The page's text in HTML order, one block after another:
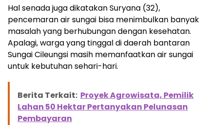
Hal senada juga dikatakan Suryana (32),
pencemaran air sungai bisa menimbulkan banyak
masalah yang berhubungan dengan kesehatan.
Apalagi, warga yang tinggal di daerah bantaran
Sungai Cileungsi masih memanfaatkan air sungai
untuk kebutuhan sehari-hari.
Berita Terkait: Proyek Agrowisata, Pemilik
Lahan 50 Hektar Pertanyakan Pelunasan
Pembayaran